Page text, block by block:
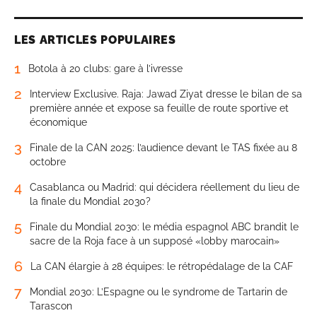
LES ARTICLES POPULAIRES
1 Botola à 20 clubs: gare à l’ivresse
2
Interview Exclusive. Raja: Jawad Ziyat dresse le bilan de sa
première année et expose sa feuille de route sportive et
économique
3
Finale de la CAN 2025: l’audience devant le TAS fixée au 8
octobre
4
Casablanca ou Madrid: qui décidera réellement du lieu de
la finale du Mondial 2030?
5
Finale du Mondial 2030: le média espagnol ABC brandit le
sacre de la Roja face à un supposé «lobby marocain»
6 La CAN élargie à 28 équipes: le rétropédalage de la CAF
7
Mondial 2030: L’Espagne ou le syndrome de Tartarin de
Tarascon